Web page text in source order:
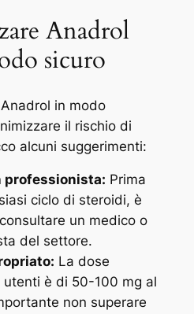
Anadrol
sicuro
in modo
il rischio di
alcuni suggerimenti:
professionista: Prima
ciclo di steroidi, è
un medico o
del settore.
La dose
utenti è di 50-100 mg al
non superare